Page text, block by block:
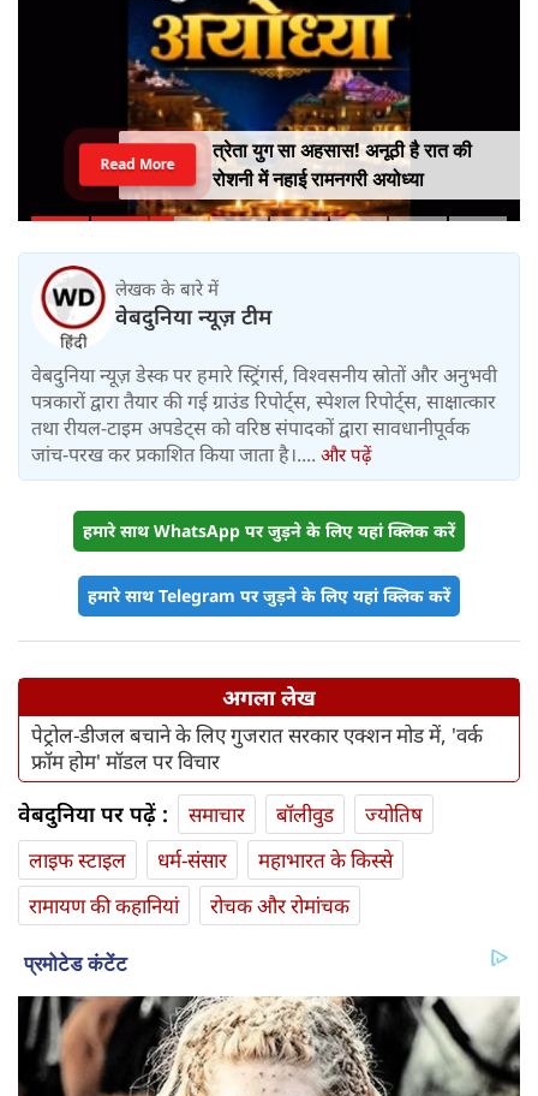
त्रेता युग सा अहसास! अनूठी है रात की
रोशनी में नहाई रामनगरी अयोध्या
Read More
लेखक के बारे में
वेबदुनिया न्यूज़ टीम
वेबदुनिया न्यूज़ डेस्क पर हमारे स्ट्रिंगर्स, विश्वसनीय स्रोतों और अनुभवी
पत्रकारों द्वारा तैयार की गई ग्राउंड रिपोर्ट्स, स्पेशल रिपोर्ट्स, साक्षात्कार
तथा रीयल-टाइम अपडेट्स को वरिष्ठ संपादकों द्वारा सावधानीपूर्वक
जांच-परख कर प्रकाशित किया जाता है।.... और पढ़ें
हमारे साथ WhatsApp पर जुड़ने के लिए यहां क्लिक करें
हमारे साथ Telegram पर जुड़ने के लिए यहां क्लिक करें
अगला लेख
पेट्रोल-डीजल बचाने के लिए गुजरात सरकार एक्शन मोड में, 'वर्क
फ्रॉम होम' मॉडल पर विचार
वेबदुनिया पर पढ़ें : समाचार बॉलीवुड
ज्योतिष
लाइफ स्‍टाइल
धर्म-संसार
महाभारत के किस्से
रामायण की कहानियां
रोचक और रोमांचक